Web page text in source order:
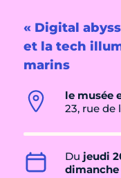
« Digital
et la tech
marins
le musée
23, rue de
Du jeudi
dimanche